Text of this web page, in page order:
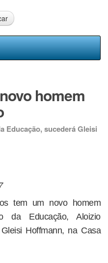
homem
Educação, sucederá Gleisi
tem um novo homem
Educação, Aloizio
Hoffmann, na Casa